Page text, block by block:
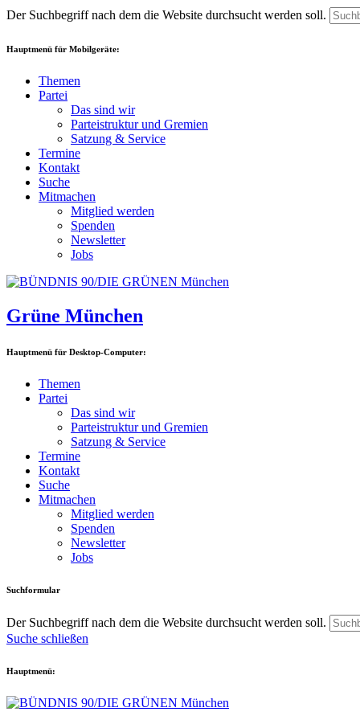
Der Suchbegriff nach dem die Website durchsucht werden soll.
Hauptmenü für Mobilgeräte:
Themen
Partei
Das sind wir
Parteistruktur und Gremien
Satzung & Service
Termine
Kontakt
Suche
Mitmachen
Mitglied werden
Spenden
Newsletter
Jobs
Grüne München
Hauptmenü für Desktop-Computer:
Themen
Partei
Das sind wir
Parteistruktur und Gremien
Satzung & Service
Termine
Kontakt
Suche
Mitmachen
Mitglied werden
Spenden
Newsletter
Jobs
Suchformular
Der Suchbegriff nach dem die Website durchsucht werden soll.
Suche schließen
Hauptmenü: